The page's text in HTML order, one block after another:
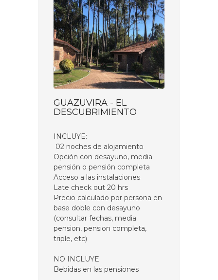
GUAZUVIRA - EL
DESCUBRIMIENTO
INCLUYE:
02 noches de alojamiento
Opción con desayuno, media
pensión o pensión completa
Acceso a las instalaciones
Late check out 20 hrs
Precio calculado por persona en
base doble con desayuno
(consultar fechas, media
pension, pension completa,
triple, etc)
NO INCLUYE
Bebidas en las pensiones